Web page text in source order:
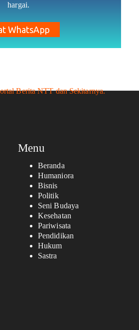
hargai.
WhatsApp
Menu
Beranda
Humaniora
Bisnis
Politik
Seni Budaya
Kesehatan
Pariwisata
Pendidikan
Hukum
Sastra